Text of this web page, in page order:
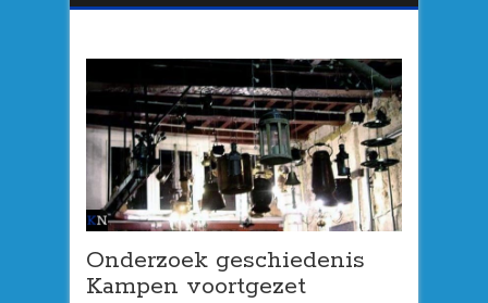
Onderzoek geschiedenis
Kampen voortgezet